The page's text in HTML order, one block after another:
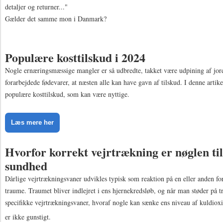
detaljer og returner..."
Gælder det samme mon i Danmark?
Populære kosttilskud i 2024
Nogle ernæringsmæssige mangler er så udbredte, takket være udpining af
forarbejdede fødevarer, at næsten alle kan have gavn af tilskud. I denne
populære kosttilskud, som kan være nyttige.
Læs mere her
Hvorfor korrekt vejrtrækning er nøglen
sundhed
Dårlige vejrtrækningsvaner udvikles typisk som reaktion på en eller anden
traume. Traumet bliver indlejret i ens hjernekredsløb, og når man støder på
specifikke vejrtrækningsvaner, hvoraf nogle kan sænke ens niveau af
er ikke gunstigt.